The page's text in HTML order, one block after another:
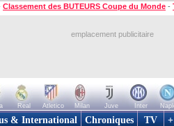
Classement des BUTEURS Coupe du Monde -
emplacement publicitaire
Real Atletico Milan Juve Inter
& International Chroniques TV +